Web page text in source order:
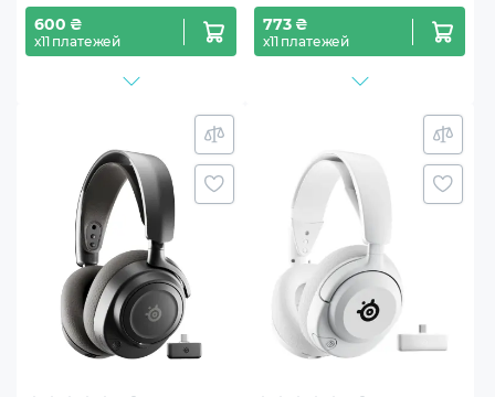
600 ₴
х11 платежей
773 ₴
х11 платежей